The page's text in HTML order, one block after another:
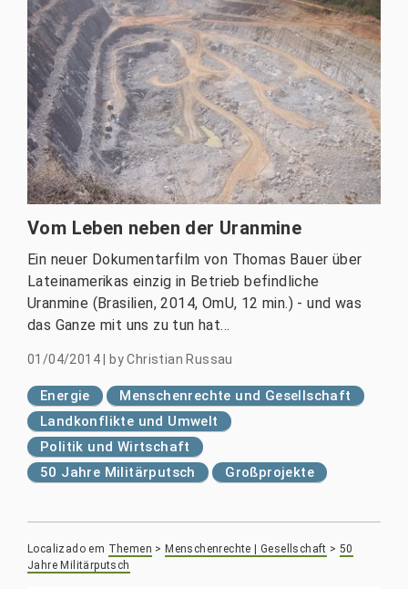
Vom Leben neben der Uranmine
Ein neuer Dokumentarfilm von Thomas Bauer über
Lateinamerikas einzig in Betrieb befindliche
Uranmine (Brasilien, 2014, OmU, 12 min.) - und was
das Ganze mit uns zu tun hat...
01/04/2014 byChristian Russau
Energie
Menschenrechte und Gesellschaft
Landkonflikte und Umwelt
Politik und Wirtschaft
50 Jahre Militärputsch
Großprojekte
Localizado em Themen > Menschenrechte | Gesellschaft >50
Jahre Militärputsch